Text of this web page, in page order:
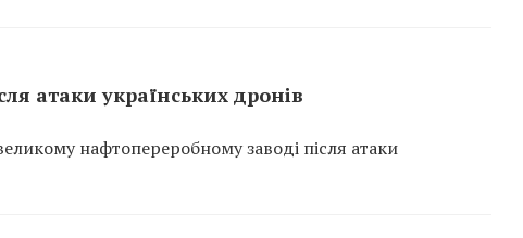
атаки українських дронів
нафтопереробному заводі після атаки